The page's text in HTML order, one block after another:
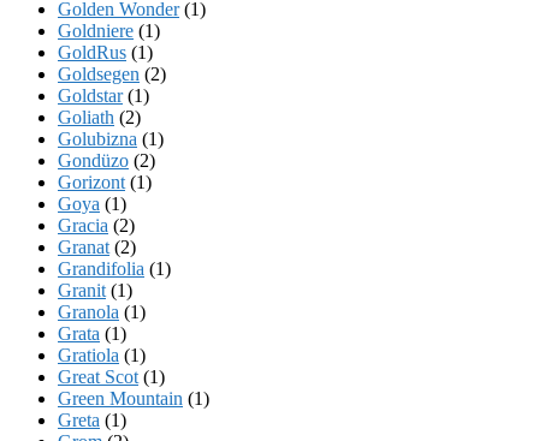
Golden Wonder(1)
Goldniere (1)
GoldRus (1)
Goldsegen (2)
Goldstar(1)
Goliath (2)
Golubizna (1)
Gondüzo (2)
Gorizont (1)
Goya (1)
Gracia (2)
Granat (2)
Grandifolia (1)
Granit (1)
Granola (1)
Grata (1)
Gratiola (1)
Great Scot (1)
Green Mountain (1)
Greta (1)